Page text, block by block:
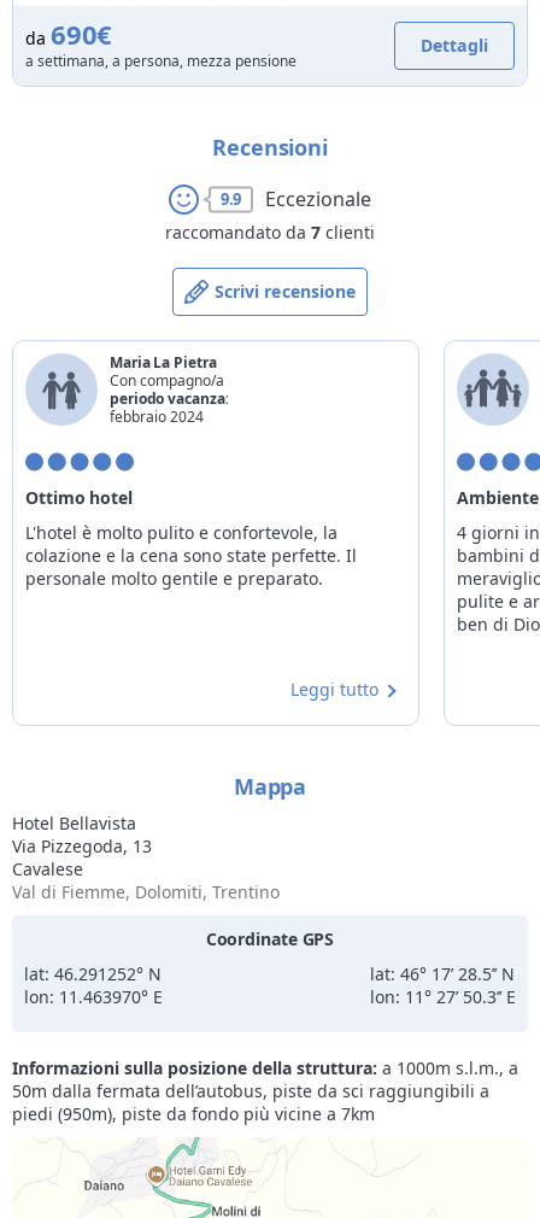
da 690€
a settimana, a persona, mezza pensione
Dettagli
Recensioni
9.9 Eccezionale
raccomandato da 7 clienti
Scrivi recensione
Maria La Pietra
Con compagno/a
periodo vacanza:
febbraio 2024
Ottimo hotel
L'hotel è molto pulito e confortevole, la
colazione e la cena sono state perfette. Il
personale molto gentile e preparato.
Leggi tutto
4 giorni
bambini
pulite e
ben di
Mappa
Hotel Bellavista
Via Pizzegoda, 13
Cavalese
Val di Fiemme, Dolomiti, Trentino
Coordinate GPS
lat: 46.291252° N
lon: 11.463970° E
lat: 46° 17’ 28.5’’ N
lon: 11° 27’ 50.3’’ E
Informazioni sulla posizione della struttura: a 1000m s.l.m., a
50m dalla fermata dell’autobus, piste da sci raggiungibili a
piedi (950m), piste da fondo più vicine a 7km